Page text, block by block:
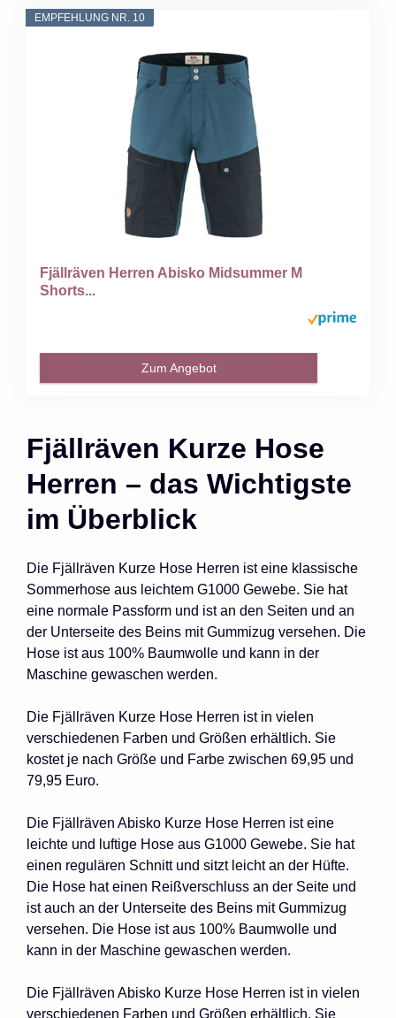
EMPFEHLUNG NR. 10
Fjällräven Herren Abisko Midsummer M
Shorts...
Zum Angebot
Fjällräven Kurze Hose
Herren – das Wichtigste
im Überblick
Die Fjällräven Kurze Hose Herren ist eine klassische
Sommerhose aus leichtem G1000 Gewebe. Sie hat
eine normale Passform und ist an den Seiten und an
der Unterseite des Beins mit Gummizug versehen. Die
Hose ist aus 100% Baumwolle und kann in der
Maschine gewaschen werden.
Die Fjällräven Kurze Hose Herren ist in vielen
verschiedenen Farben und Größen erhältlich. Sie
kostet je nach Größe und Farbe zwischen 69,95 und
79,95 Euro.
Die Fjällräven Abisko Kurze Hose Herren ist eine
leichte und luftige Hose aus G1000 Gewebe. Sie hat
einen regulären Schnitt und sitzt leicht an der Hüfte.
Die Hose hat einen Reißverschluss an der Seite und
ist auch an der Unterseite des Beins mit Gummizug
versehen. Die Hose ist aus 100% Baumwolle und
kann in der Maschine gewaschen werden.
Die Fjällräven Abisko Kurze Hose Herren ist in vielen
verschiedenen Farben und Größen erhältlich. Sie